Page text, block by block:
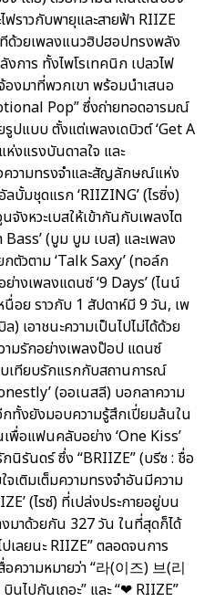
ราวกับพายุและสายฟ้า RIIZE
ด้วยเพลงแนวฮิปฮอปทรงพลัง
งการ ทั้งไพโรเทคนิก เปลวไฟ
องมาที่พวกเขา พร้อมนำเสนอ
Pop” ซึ่งถ่ายทอดอารมณ์
ปแบบ ตั้งแต่เพลงเดบิวต์ ‘Get A
งแรงบันดาลใจ และ
ความทรงจำและสัญลักษณ์แห่ง
บั้มชุดแรก ‘RIIZING’ (ไรซิ่ง)
งหวะเบสให้เข้ากันกับเพลงไต
(บูม บูม เบส) และเพลง
ตัวตาม ‘Talk Saxy’ (ทอล์ก
างเพลงแดนซ์ ‘9 Days’ (ไนน์
อย ราวกับ 1 สัปดาห์มี 9 วัน, เพ
) เอาชนะความเป็นไปไม่ได้ด้วย
มรักอย่างเพลงป๊อป แดนซ์
บเทียบรักแรกกับสถานการณ์
(ออเนสลี) บอกลาความ
ทั้งยังมอบความรู้สึกเปี่ยมล้นใน
พื่อแฟนคลับอย่าง ‘One Kiss’
รันดร์ ซึ่ง “BRIIZE” (บรีซ : ชื่อ
เติมเต็มความทรงจำอันมีความ
(ไรซ์) ที่เปล่งประกายอยู่บน
งมาด้วยกัน 327 วัน ในที่สุดก็ได้
เลยนะ RIIZE” ตลอดจนการ
ความหมายว่า “라(이즈) 브(리
ไปกันเถอะ” และ “❤ RIIZE”